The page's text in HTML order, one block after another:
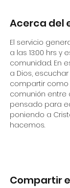
Acerca del
El servicio
a las 13:00 hrs
comunidad. En
a Dios,
compartir como
comunión entre
pensado para
poniendo a
hacemos.
Compartir